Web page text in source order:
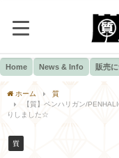
Home News & Info 販売
ホーム
質
【質】ペンハリガン/
りしました☆
質